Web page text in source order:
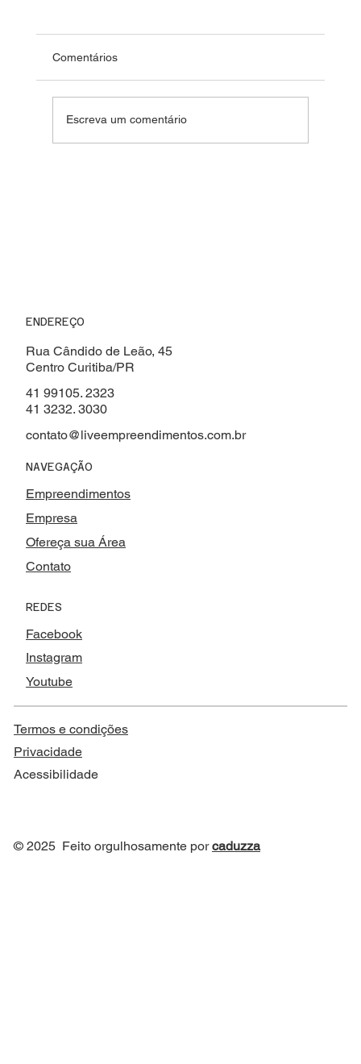
Comentários
Escreva um comentário
ENDEREÇO
Rua Cândido de Leão, 45
Centro Curitiba/PR
41 99105. 2323
41 3232. 3030
contato@liveempreendimentos.com.br
NAVEGAÇÃO
Empreendimentos
Empresa
Ofereça sua Área
Contato
REDES
Facebook
Instagram
Youtube
Termos e condições
Privacidade
Acessibilidade
© 2025 Feito orgulhosamente porcaduzza